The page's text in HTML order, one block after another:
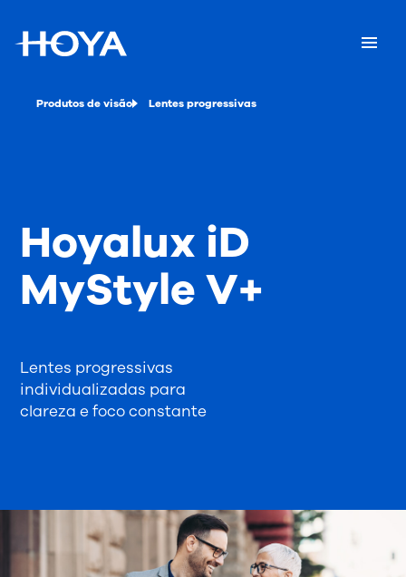
Produtos de visão Lentes progressivas
Lentes progressivas
individualizadas para
clareza e foco constante
Hoyalux iD
MyStyle V+